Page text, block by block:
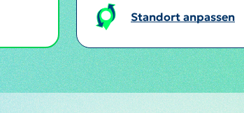
Standort anpassen